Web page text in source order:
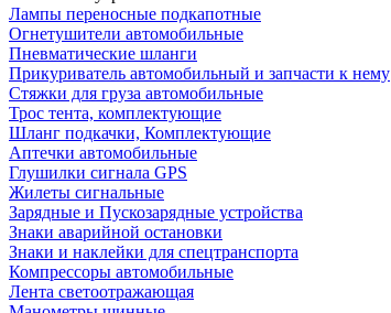
Лампы переносные подкапотные
Огнетушители автомобильные
Пневматические шланги
Прикуриватель автомобильный и запчасти к нему
Стяжки для груза автомобильные
Трос тента, комплектующие
Шланг подкачки, Комплектующие
Аптечки автомобильные
Глушилки сигнала GPS
Жилеты сигнальные
Зарядные и Пускозарядные устройства
Знаки аварийной остановки
Знаки и наклейки для спецтранспорта
Компрессоры автомобильные
Лента светоотражающая